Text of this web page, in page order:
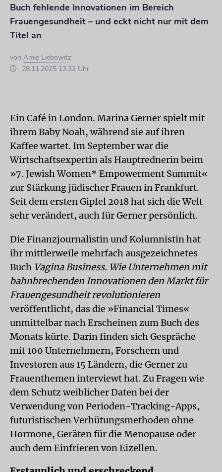
Buch fehlende Innovationen im Bereich
Frauengesundheit – und eckt nicht nur mit dem
Titel an
von Amie Liebowitz
28.11.2025 13:32 Uhr
Ein Café in London. Marina Gerner spielt mit
ihrem Baby Noah, während sie auf ihren
Kaffee wartet. Im September war die
Wirtschaftsexpertin als Hauptrednerin beim
»7. Jewish Women* Empowerment Summit«
zur Stärkung jüdischer Frauen in Frankfurt.
Seit dem ersten Gipfel 2018 hat sich die Welt
sehr verändert, auch für Gerner persönlich.
Die Finanzjournalistin und Kolumnistin hat
ihr mittlerweile mehrfach ausgezeichnetes
Buch Vagina Business. Wie Unternehmen mit
bahnbrechenden Innovationen den Markt für
Frauengesundheit revolutionieren
veröffentlicht, das die »Financial Times«
unmittelbar nach Erscheinen zum Buch des
Monats kürte. Darin finden sich Gespräche
mit 100 Unternehmern, Forschern und
Investoren aus 15 Ländern, die Gerner zu
Frauenthemen interviewt hat. Zu Fragen wie
dem Schutz weiblicher Daten bei der
Verwendung von Perioden-Tracking-Apps,
futuristischen Verhütungsmethoden ohne
Hormone, Geräten für die Menopause oder
auch dem Einfrieren von Eizellen.